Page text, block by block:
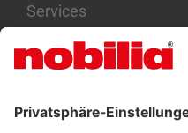
Services
Karriere